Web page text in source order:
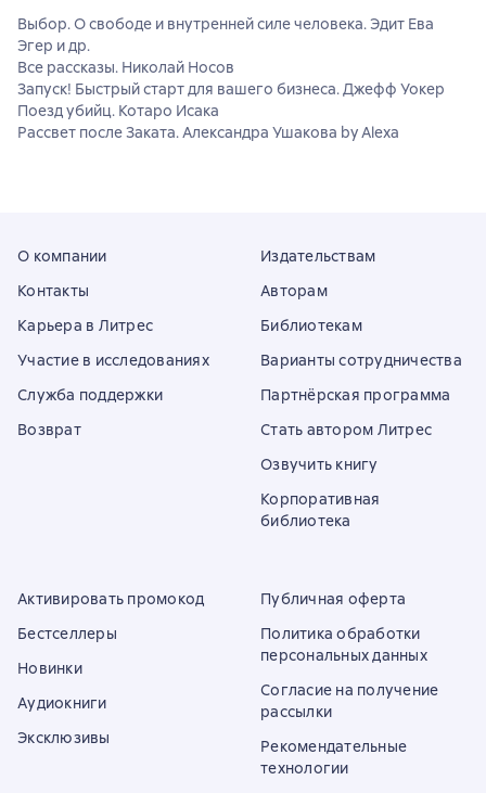
Выбор. О свободе и внутренней силе человека. Эдит Ева
Эгер и др.
Все рассказы. Николай Носов
Запуск! Быстрый старт для вашего бизнеса. Джефф Уокер
Поезд убийц. Котаро Исака
Рассвет после Заката. Александра Ушакова by Alexa
О компании
Контакты
Карьера в Литрес
Участие в исследованиях
Служба поддержки
Возврат
Издательствам
Авторам
Библиотекам
Варианты сотрудничества
Партнёрская программа
Стать автором Литрес
Озвучить книгу
Корпоративная
библиотека
Активировать промокод
Бестселлеры
Новинки
Аудиокниги
Эксклюзивы
Публичная оферта
Политика обработки
персональных данных
Согласие на получение
рассылки
Рекомендательные
технологии